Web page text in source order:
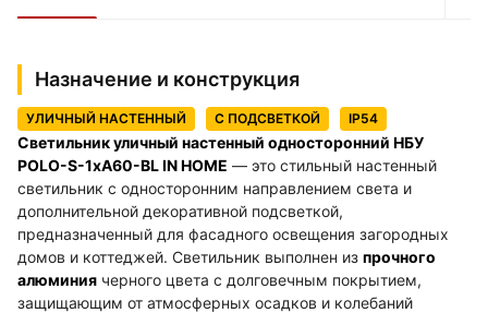
Назначение и конструкция
УЛИЧНЫЙ НАСТЕННЫЙ С ПОДСВЕТКОЙ IP54
Светильник уличный настенный односторонний НБУ
POLO-S-1xA60-BL IN HOME — это стильный настенный
светильник с односторонним направлением света и
дополнительной декоративной подсветкой,
предназначенный для фасадного освещения загородных
домов и коттеджей. Светильник выполнен из прочного
алюминия черного цвета с долговечным покрытием,
защищающим от атмосферных осадков и колебаний